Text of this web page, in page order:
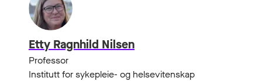
Etty Ragnhild Nilsen
Professor
Institutt for sykepleie- og helsevitenskap